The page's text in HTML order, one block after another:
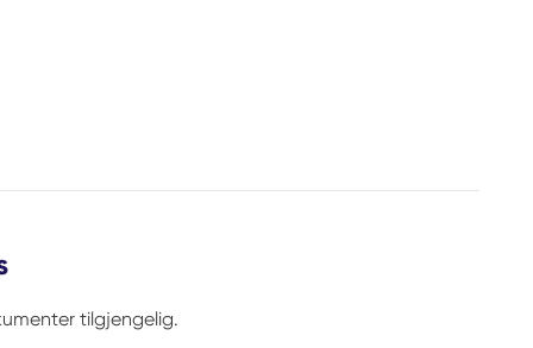
tilgjengelig.